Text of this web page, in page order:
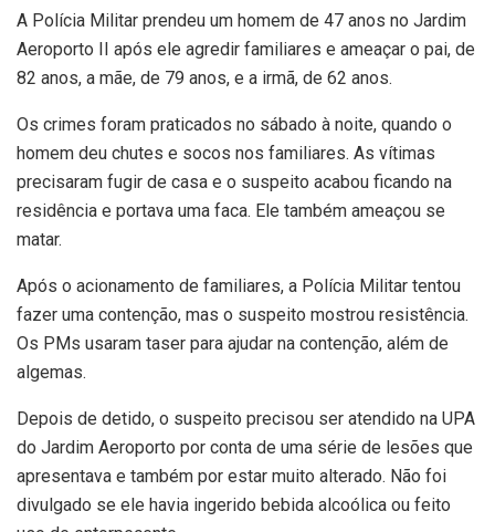
A Polícia Militar prendeu um homem de 47 anos no Jardim
Aeroporto II após ele agredir familiares e ameaçar o pai, de
82 anos, a mãe, de 79 anos, e a irmã, de 62 anos.
Os crimes foram praticados no sábado à noite, quando o
homem deu chutes e socos nos familiares. As vítimas
precisaram fugir de casa e o suspeito acabou ficando na
residência e portava uma faca. Ele também ameaçou se
matar.
Após o acionamento de familiares, a Polícia Militar tentou
fazer uma contenção, mas o suspeito mostrou resistência.
Os PMs usaram taser para ajudar na contenção, além de
algemas.
Depois de detido, o suspeito precisou ser atendido na UPA
do Jardim Aeroporto por conta de uma série de lesões que
apresentava e também por estar muito alterado. Não foi
divulgado se ele havia ingerido bebida alcoólica ou feito